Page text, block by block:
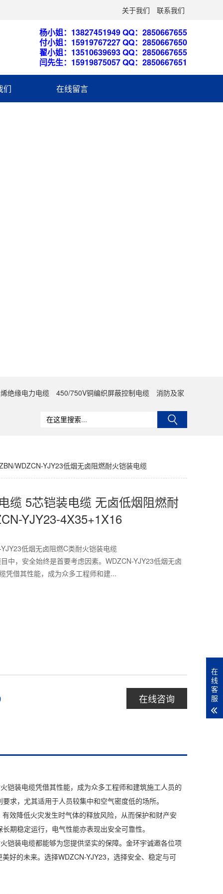
关于我们 联系我们
杨小姐：13827451949 QQ：2850667655
付小姐：15919767227 QQ：2850667650
翟小姐：13510639693 QQ：2850667655
闫先生：15919875057 QQ：2850667651
们 在线留言
绝缘电力电缆 450/750V铜编织屏蔽控制电缆
消防及家
WDZCN-YJY23低烟无卤阻燃耐火铠装电缆
缆 5芯铠装电缆 无卤低烟阻燃耐
YJY23-4X35+1X16
低烟无卤阻燃C类耐火铠装电缆
中，安全始终是首要考虑因素。WDZCN-YJY23低烟无卤
凭借其性能，成为众多工程师和建...
在线咨询
铠装电缆凭借其性能，成为众多工程师和建筑施工人员的
求，尤其适用于人员较集中和空气密度低的场所。
效降低火灾发生时气体的释放风险，从而保护和财产安
期稳定运行，电气性能亦表现出安全可靠性。
铠装电缆都能够为您提供坚实的保障。金环宇诚邀各位项
好的未来。选择WDZCN-YJY23，选择安全、稳定与可
在
线
客
服